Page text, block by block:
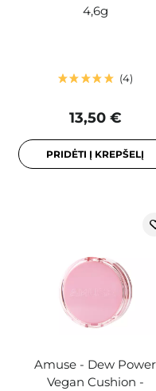
4,6g
4
13,50 €
PRIDĖTI Į KREPŠELĮ
Amuse - Dew Power
Vegan Cushion -